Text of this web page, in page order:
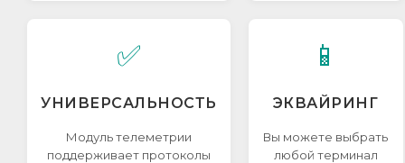
✅
УНИВЕРСАЛЬНОСТЬ
Модуль телеметрии
поддерживает протоколы
📱
ЭКВАЙРИНГ
Вы можете выбрать
любой терминал